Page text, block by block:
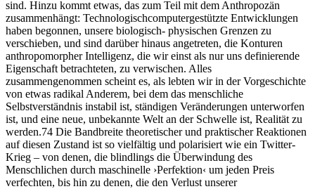
sind. Hinzu kommt etwas, das zum Teil mit dem Anthropozän
zusammenhängt: Technologischcomputergestützte Entwicklungen
haben begonnen, unsere biologisch- physischen Grenzen zu
verschieben, und sind darüber hinaus angetreten, die Konturen
anthropomorpher Intelligenz, die wir einst als nur uns definierende
Eigenschaft betrachteten, zu verwischen. Alles
zusammengenommen scheint es, als lebten wir in der Vorgeschichte
von etwas radikal Anderem, bei dem das menschliche
Selbstverständnis instabil ist, ständigen Veränderungen unterworfen
ist, und eine neue, unbekannte Welt an der Schwelle ist, Realität zu
werden.74 Die Bandbreite theoretischer und praktischer Reaktionen
auf diesen Zustand ist so vielfältig und polarisiert wie ein Twitter-
Krieg – von denen, die blindlings die Überwindung des
Menschlichen durch maschinelle ›Perfektion‹ um jeden Preis
verfechten, bis hin zu denen, die den Verlust unserer